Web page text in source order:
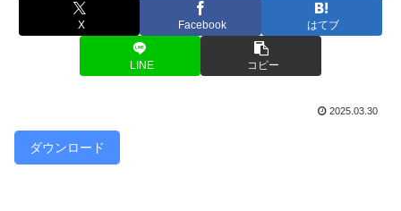
X Facebook はてブ
LINE コピー
2025.03.30
ダウンロード